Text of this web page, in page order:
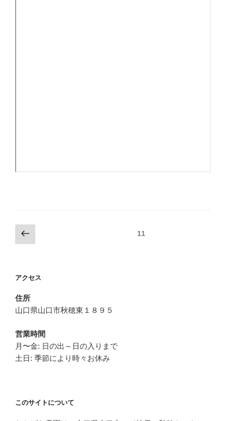
投
稿
ペ
ジ
送
り
前
の
ジ
11
アクセス
住所
山口県山口市秋穂東１８９５
営業時間
月〜金: 日の出～日の入りまで
土日: 季節により時々お休み
このサイトについて